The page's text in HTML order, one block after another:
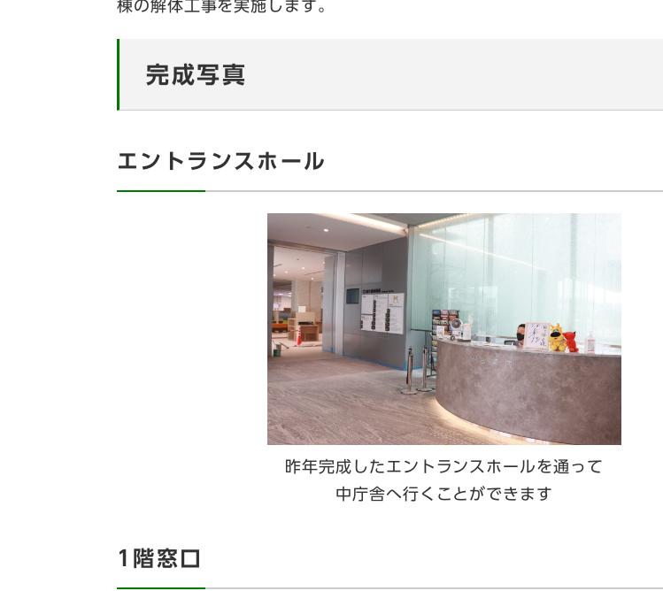
棟の解体工事を実施します。
完成写真
エントランスホール
昨年完成したエントランスホールを通って
中庁舎へ行くことができます
1階窓口